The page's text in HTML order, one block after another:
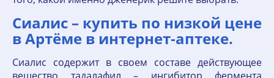
Сиалис – купить по низкой цене
в Артёме в интернет‐аптеке.
Сиалис содержит в своем составе действующее